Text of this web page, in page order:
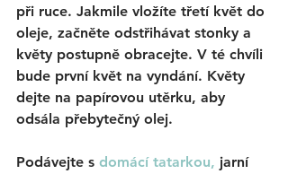
při ruce. Jakmile vložíte třetí květ do
oleje, začněte odstřihávat stonky a
květy postupně obracejte. V té chvíli
bude první květ na vyndání. Květy
dejte na papírovou utěrku, aby
odsála přebytečný olej.
Podávejte s domácí tatarkou, jarní